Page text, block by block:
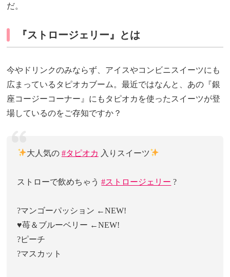
だ。
『ストロージェリー』とは
今やドリンクのみならず、アイスやコンビニスイーツにも
広まっているタピオカブーム。最近ではなんと、あの『銀
座コージーコーナー』にもタピオカを使ったスイーツが登
場しているのをご存知ですか？
大人気の #タピオカ 入りスイーツ
ストローで飲めちゃう#ストロージェリー ?
?マンゴーパッション ←NEW!
♥️苺＆ブルーベリー ←NEW!
?ピーチ
?マスカット